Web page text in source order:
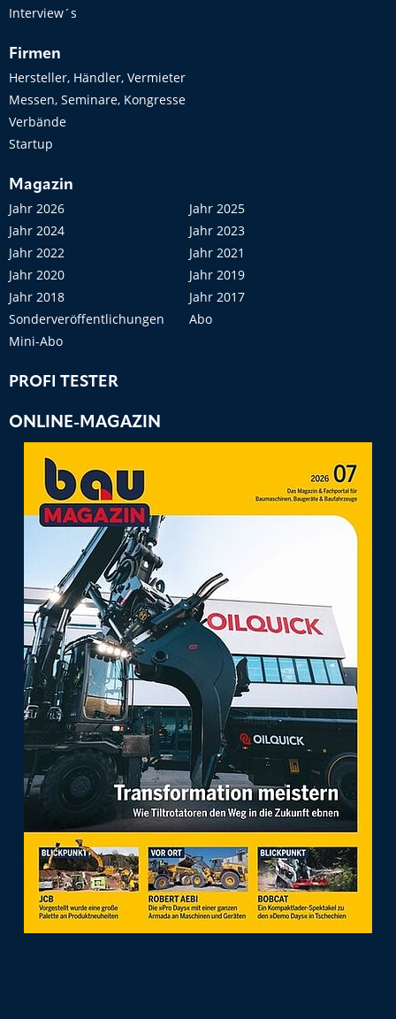
Interview´s
Firmen
Hersteller, Händler, Vermieter
Messen, Seminare, Kongresse
Verbände
Startup
Magazin
Jahr 2026
Jahr 2025
Jahr 2024
Jahr 2023
Jahr 2022
Jahr 2021
Jahr 2020
Jahr 2019
Jahr 2018
Jahr 2017
Sonderveröffentlichungen
Abo
Mini-Abo
PROFI TESTER
ONLINE-MAGAZIN